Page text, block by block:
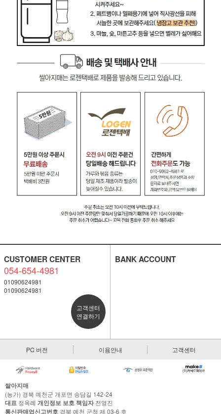
CUSTOMER CENTER
054-654-4981
01090624981
01090624981
고객센터
연결하기
BANK ACCOUNT
PC 버전 이용안내 고객센터
쌀아지매
(농가) 경북 예천군 개포면 송담길 142-24
대표 정옥례 개인정보 보호 책임자전영진
통신판매업신고번호 경북 예천 군청 제 03-6 호